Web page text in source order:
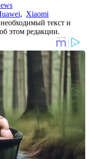
, Xiaomi
текст и
этом редакции.